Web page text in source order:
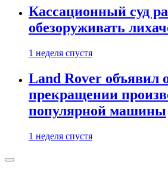
Кассационный суд
обезоруживать
1 неделя спустя
Land Rover объявил
прекращении
популярной машины
1 неделя спустя